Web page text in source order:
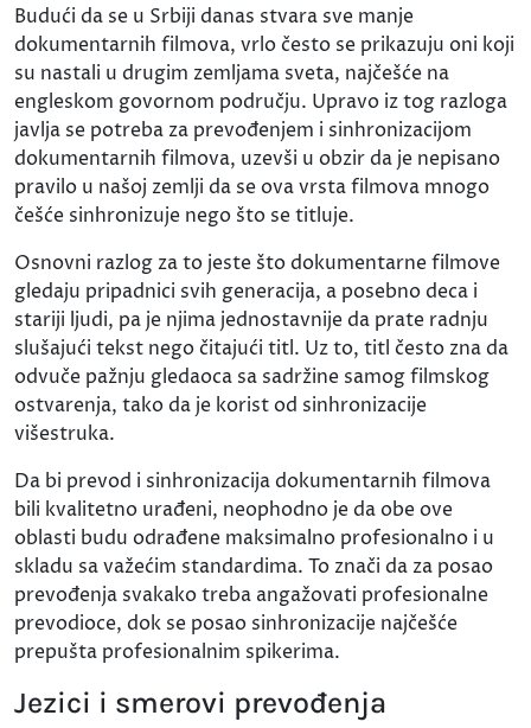
Budući da se u Srbiji danas stvara sve manje
dokumentarnih filmova, vrlo često se prikazuju oni koji
su nastali u drugim zemljama sveta, najčešće na
engleskom govornom području. Upravo iz tog razloga
javlja se potreba za prevođenjem i sinhronizacijom
dokumentarnih filmova, uzevši u obzir da je nepisano
pravilo u našoj zemlji da se ova vrsta filmova mnogo
češće sinhronizuje nego što se titluje.
Osnovni razlog za to jeste što dokumentarne filmove
gledaju pripadnici svih generacija, a posebno deca i
stariji ljudi, pa je njima jednostavnije da prate radnju
slušajući tekst nego čitajući titl. Uz to, titl često zna da
odvuče pažnju gledaoca sa sadržine samog filmskog
ostvarenja, tako da je korist od sinhronizacije
višestruka.
Da bi prevod i sinhronizacija dokumentarnih filmova
bili kvalitetno urađeni, neophodno je da obe ove
oblasti budu odrađene maksimalno profesionalno i u
skladu sa važećim standardima. To znači da za posao
prevođenja svakako treba angažovati profesionalne
prevodioce, dok se posao sinhronizacije najčešće
prepušta profesionalnim spikerima.
Jezici i smerovi prevođenja